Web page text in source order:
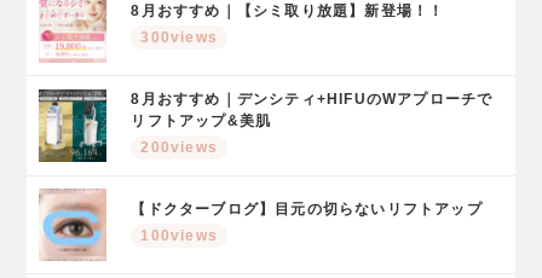
8月おすすめ｜【シミ取り放題】新登場！！
300views
8月おすすめ｜デンシティ+HIFUのWアプローチで
リフトアップ&美肌
200views
【ドクターブログ】目元の切らないリフトアップ
100views